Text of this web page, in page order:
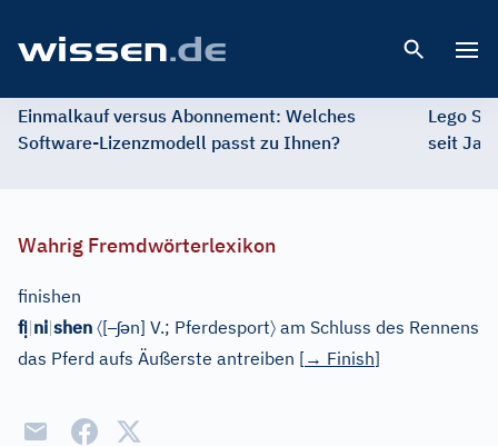
Einmalkauf versus Abonnement: Welches
Software-Lizenzmodell passt zu Ihnen?
Lego
seit
Wahrig Fremdwörterlexikon
finishen
fị|ni|shen 〈[–ʃən] V.; Pferdesport〉 am Schluss des Rennens
das Pferd aufs Äußerste antreiben [→ Finish]